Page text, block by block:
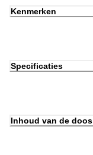
Kenmerken
Specificaties
Inhoud van de doos